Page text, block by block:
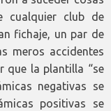
cualquier club de
fichaje, un par de
meros accidentes
que la plantilla “se
negativas se
positivas se